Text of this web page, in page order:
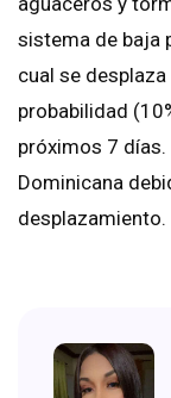
sistema de baja
cual se
probabilidad
próximos 7 días.
Dominicana
desplazamiento.